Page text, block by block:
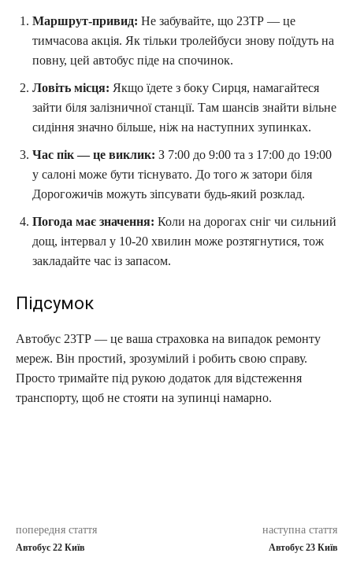
Маршрут-привид: Не забувайте, що 23ТР — це
тимчасова акція. Як тільки тролейбуси знову поїдуть на
повну, цей автобус піде на спочинок.
Ловіть місця: Якщо їдете з боку Сирця, намагайтеся
зайти біля залізничної станції. Там шансів знайти вільне
сидіння значно більше, ніж на наступних зупинках.
Час пік — це виклик: З 7:00 до 9:00 та з 17:00 до 19:00
у салоні може бути тіснувато. До того ж затори біля
Дорогожичів можуть зіпсувати будь-який розклад.
Погода має значення: Коли на дорогах сніг чи сильний
дощ, інтервал у 10-20 хвилин може розтягнутися, тож
закладайте час із запасом.
Підсумок
Автобус 23ТР — це ваша страховка на випадок ремонту
мереж. Він простий, зрозумілий і робить свою справу.
Просто тримайте під рукою додаток для відстеження
транспорту, щоб не стояти на зупинці намарно.
попередня стаття
Автобус 22 Київ
наступна стаття
Автобус 23 Київ